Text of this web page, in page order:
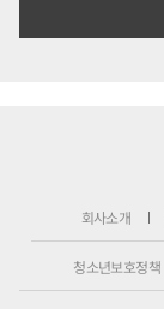
회사소개
청소년보호정책